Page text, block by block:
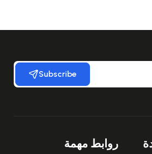
Subscribe
روابط مهمة